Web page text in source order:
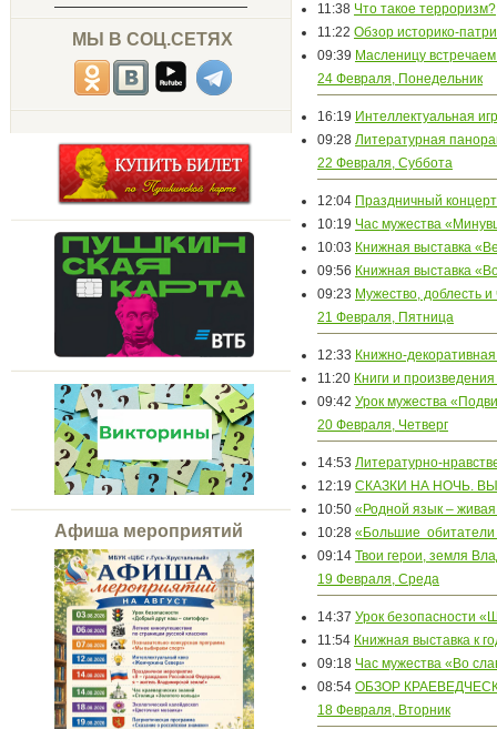
МЫ В СОЦ.СЕТЯХ
Афиша мероприятий
11:38 Что такое терроризм?
11:22 Обзор историко-
09:39 Масленицу
24 Февраля, Понедельник
16:19 Интеллектуальная
09:28 Литературная
22 Февраля, Суббота
12:04 Праздничный
10:19 Час мужества
10:03 Книжная выставка
09:56 Книжная выставка
09:23 Мужество, доблесть и
21 Февраля, Пятница
12:33 Книжно-
11:20 Книги и
09:42 Урок мужества
20 Февраля, Четверг
14:53 Литературно-
12:19 СКАЗКИ НА НОЧЬ.
10:50 «Родной язык –
10:28 «Большие
09:14 Твои герои, земля
19 Февраля, Среда
14:37 Урок безопасности
11:54 Книжная выставка к
09:18 Час мужества «Во
08:54 ОБЗОР
18 Февраля, Вторник